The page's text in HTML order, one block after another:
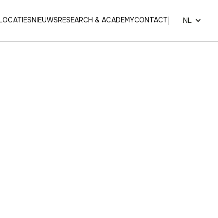
NIEUWSRESEARCH & ACADEMYCONTACT NL